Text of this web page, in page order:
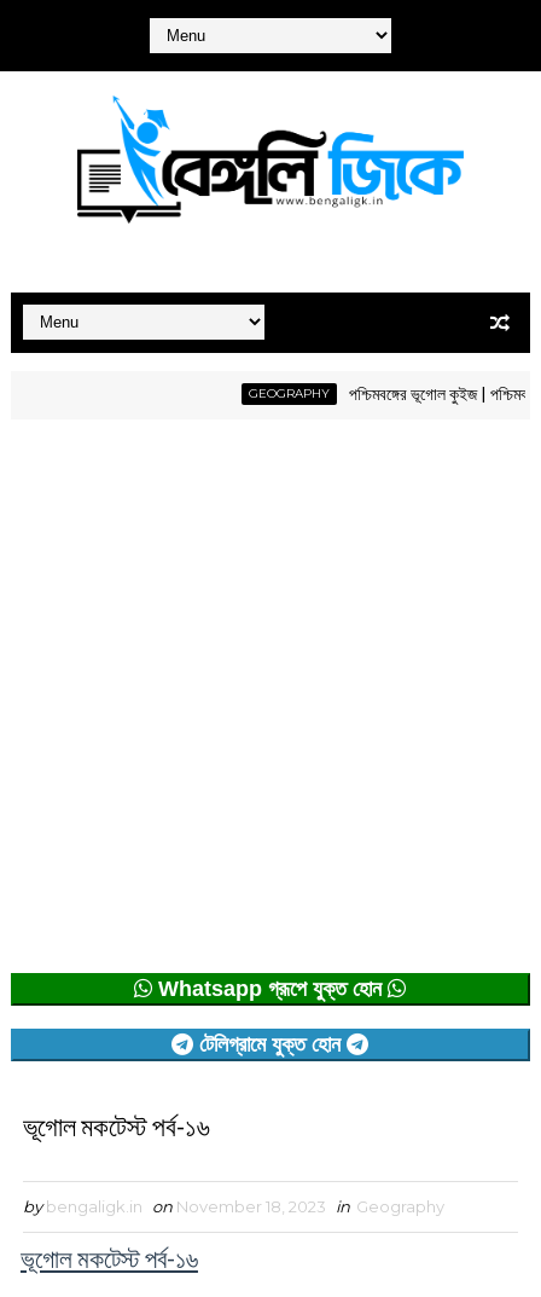
GEOGRAPHY পশ্চিমবঙ্গের ভূগোল কুইজ | পশ্চিমবঙ্গের
Whatsapp গ্রূপে যুক্ত হোন
টেলিগ্রামে যুক্ত হোন
ভূগোল মকটেস্ট পর্ব-১৬
by bengaligk.in on November 18, 2023 in Geography
ভূগোল মকটেস্ট পর্ব-১৬